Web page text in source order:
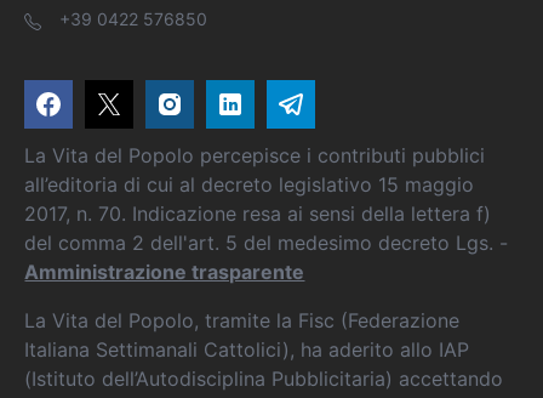
+39 0422 576850
La Vita del Popolo percepisce i contributi pubblici
all’editoria di cui al decreto legislativo 15 maggio
2017, n. 70. Indicazione resa ai sensi della lettera f)
del comma 2 dell'art. 5 del medesimo decreto Lgs. -
Amministrazione trasparente
La Vita del Popolo, tramite la Fisc (Federazione
Italiana Settimanali Cattolici), ha aderito allo IAP
(Istituto dell’Autodisciplina Pubblicitaria) accettando